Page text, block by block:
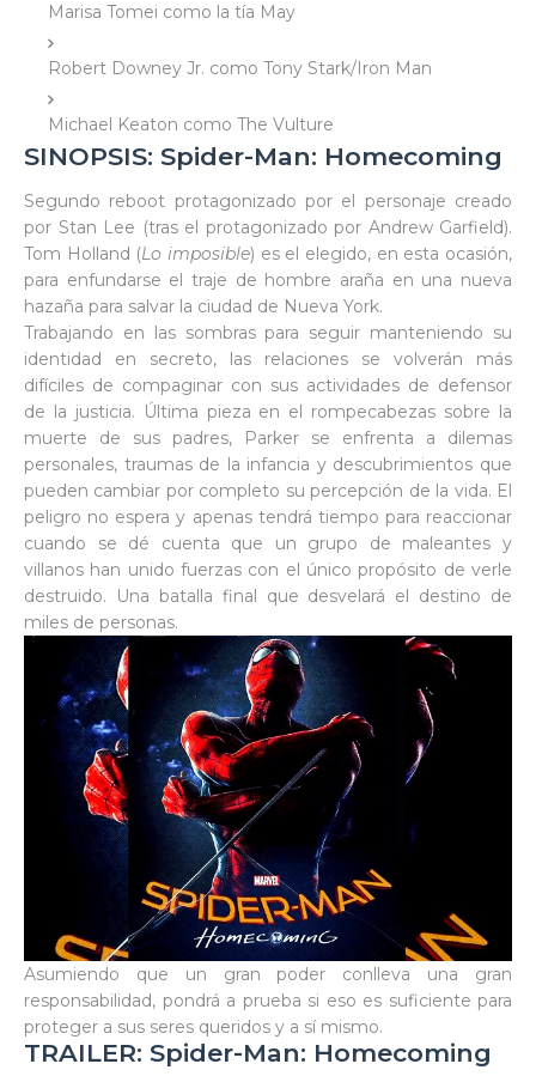
Marisa Tomei como la tía May
Robert Downey Jr. como Tony Stark/Iron Man
Michael Keaton como The Vulture
SINOPSIS: Spider-Man: Homecoming
Segundo reboot protagonizado por el personaje creado
por Stan Lee (tras el protagonizado por Andrew Garfield).
Tom Holland (Lo imposible) es el elegido, en esta ocasión,
para enfundarse el traje de hombre araña en una nueva
hazaña para salvar la ciudad de Nueva York.
Trabajando en las sombras para seguir manteniendo su
identidad en secreto, las relaciones se volverán más
difíciles de compaginar con sus actividades de defensor
de la justicia. Última pieza en el rompecabezas sobre la
muerte de sus padres, Parker se enfrenta a dilemas
personales, traumas de la infancia y descubrimientos que
pueden cambiar por completo su percepción de la vida. El
peligro no espera y apenas tendrá tiempo para reaccionar
cuando se dé cuenta que un grupo de maleantes y
villanos han unido fuerzas con el único propósito de verle
destruido. Una batalla final que desvelará el destino de
miles de personas.
Asumiendo que un gran poder conlleva una gran
responsabilidad, pondrá a prueba si eso es suficiente para
proteger a sus seres queridos y a sí mismo.
TRAILER: Spider-Man: Homecoming